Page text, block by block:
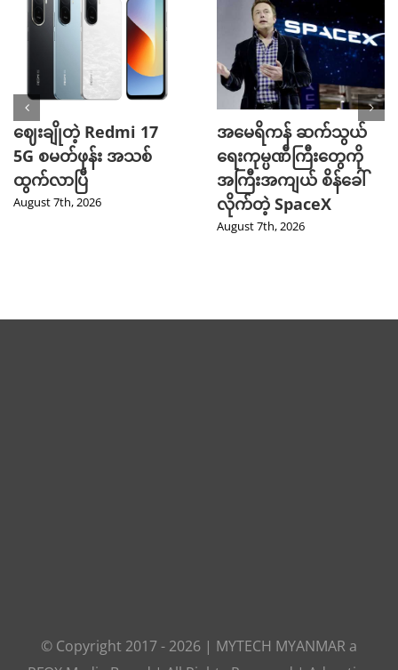
ဈေးချိုတဲ့ Redmi 17
5G စမတ်ဖုန်း အသစ်
ထွက်လာပြီ
August 7th, 2026
အမေရိကန် ဆက်သွယ်
ရေးကုမ္ပဏီကြီးတွေကို
အကြီးအကျယ် စိန်ခေါ်
လိုက်တဲ့ SpaceX
August 7th, 2026
© Copyright 2017 - 2026 | MYTECH MYANMAR a